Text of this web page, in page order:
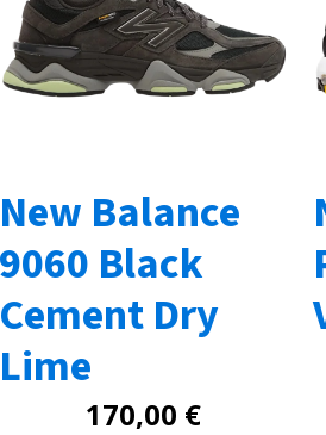
New Balance
9060 Black
Cement Dry
Lime
170,00 €